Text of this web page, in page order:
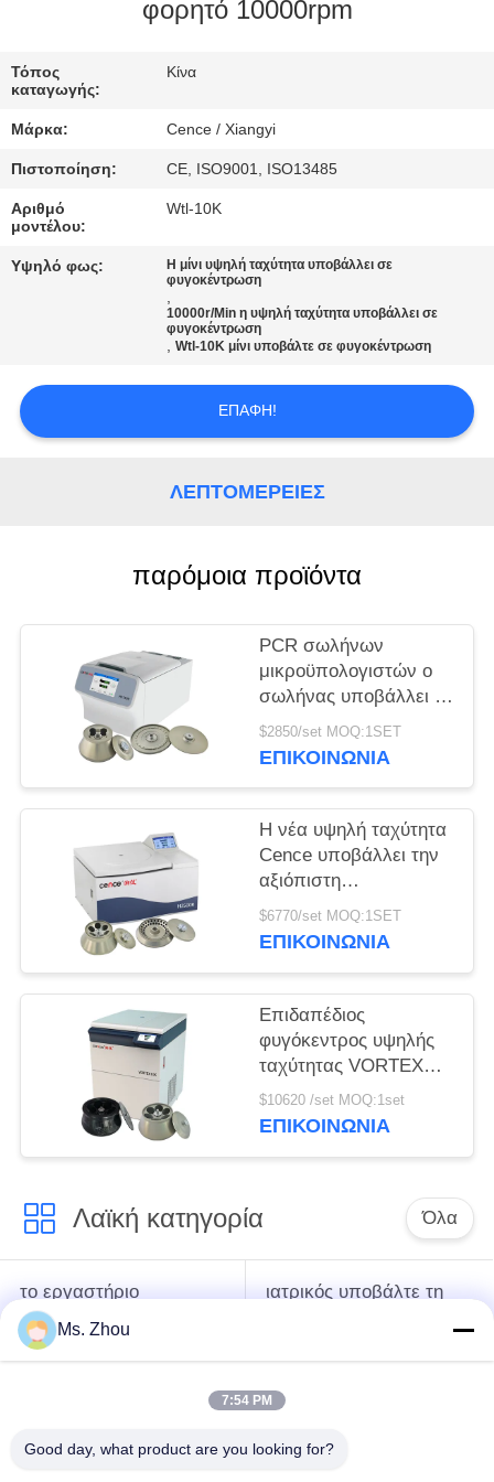
ΈΛΕΓΧΟΣ
ΕΠΙΚΟΙΝΩΝΉΣΤΕ
ΕΙΔΉΣΕΙΣ
ΥΠΟΘΈΣΕΙΣ
VR
φορητό 10000rpm
Τόπος
καταγωγής:
Κίνα
Μάρκα: Cence / Xiangyi
Πιστοποίηση: CE, ISO9001, ISO13485
Αριθμό
μοντέλου:
Wtl-10K
Υψηλό φως:
Η μίνι υψηλή ταχύτητα υποβάλλει σε
φυγοκέντρωση
,
10000r/Min η υψηλή ταχύτητα υποβάλλει σε
φυγοκέντρωση
,Wtl-10K μίνι υποβάλτε σε φυγοκέντρωση
ΕΠΑΦΉ!
ΛΕΠΤΟΜΈΡΕΙΕΣ
παρόμοια προϊόντα
PCR σωλήνων
μικροϋπολογιστών ο
σωλήνας υποβάλλει το
καθολικό υψηλής
ταχύτητας σε
$2850/set MOQ:1SET
ΕΠΙΚΟΙΝΩΝΊΑ
Η νέα υψηλή ταχύτητα
Cence υποβάλλει την
αξιόπιστη
φυγοκεντρικότητα για
τη μοριακή βιολογία σε
$6770/set MOQ:1SET
ΕΠΙΚΟΙΝΩΝΊΑ
Επιδαπέδιος
φυγόκεντρος υψηλής
ταχύτητας VORTEX
10K με γωνιακούς
ρότορες μεγάλης
$10620 /set MOQ:1set
ΕΠΙΚΟΙΝΩΝΊΑ
Λαϊκή κατηγορία Όλα
το εργαστήριο
υποβάλλει τη μηχανή
σε φυγοκέντρωση
ιατρικός υποβάλτε τη
σε φυγοκέντρωση
κατεψυγμένος
σε φυγοκέντρωση
Ms. Zhou
7:54 PM
Good day, what product are you looking for?